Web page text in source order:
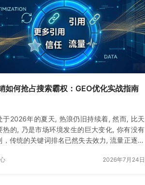
如何抢占搜索霸权：GEO优化实战指南
于2026年的夏天, 热浪仍旧持续着, 然而, 比天
热的, 乃是市场环境发生的巨大变化, 你有没有
，传统的关键词排名已然失去效力, 流量正逐渐
2026年7月24日